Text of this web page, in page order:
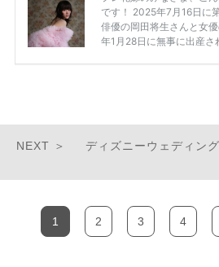
ディズニーウェディン
1 2 3 4